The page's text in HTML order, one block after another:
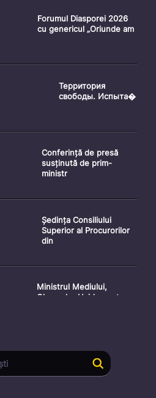
Forumul Diasporei 2026
cu genericul „Oriunde am
Территория
свободы. Испыта�
Conferință de presă
susținută de prim-
ministr
Ședința Consiliului
Superior al Procurorilor
din
Ministrul Mediului,
Gheorghe Hajder, este
Consultări publice privind
proiectul de lege pent